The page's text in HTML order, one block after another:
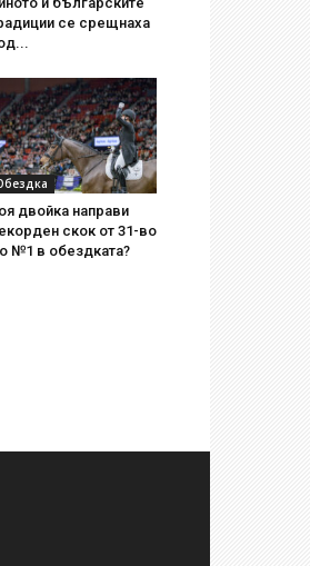
се срещнаха
двойка направи
скок от 31-во
№1 в обездката?